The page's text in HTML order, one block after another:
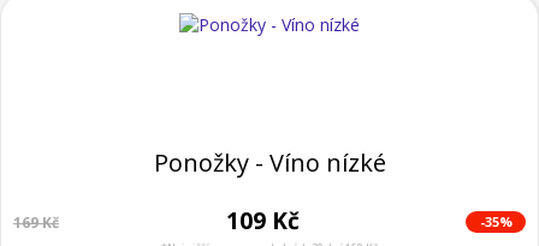
Ponožky - Víno nízké
169 Kč 109 Kč -35%